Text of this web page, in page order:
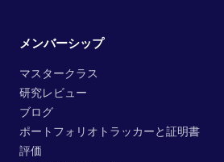
メンバーシップ
マスタークラス
研究レビュー
ブログ
ポートフォリオトラッカーと証明書
評価